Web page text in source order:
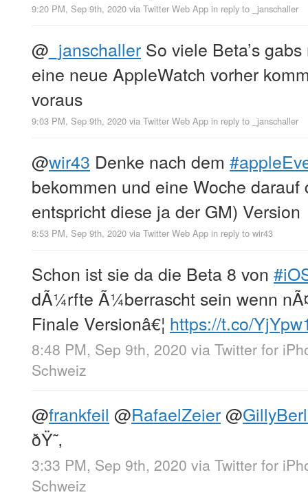
9:20 PM, Sep 9th, 2020 via Twitter Web App in reply to _janschaller
@ _janschaller So viele Beta’s
eine neue AppleWatch vorher
voraus
9:03 PM, Sep 9th, 2020 via Twitter Web App in reply to _janschaller
@wir43 Denke nach dem
bekommen und eine Woche
entspricht diese ja der GM) Version
8:53 PM, Sep 9th, 2020 via Twitter Web App in reply to wir43
Schon ist sie da die Beta 8 von
dÃ¼rfte Ã¼berrascht sein wenn
Finale Versionâ€¦ https://t.co/
8:48 PM, Sep 9th, 2020 via Twitter for
Schweiz
@frankfeil @RafaelZeier@
ðŸ˜‚
3:33 PM, Sep 9th, 2020 via Twitter for
Schweiz